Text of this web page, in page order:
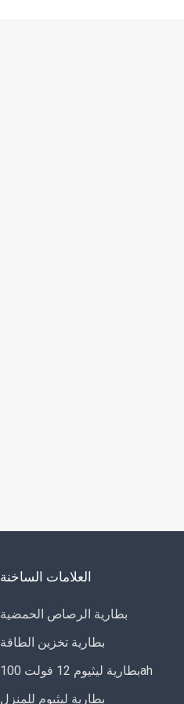
العلامات الساخنة
بطارية الرصاص الحمضية
بطارية تخزين الطاقة
بطارية ليثيوم 12 فولت 100ah
بطارية ليثيوم للمنزل